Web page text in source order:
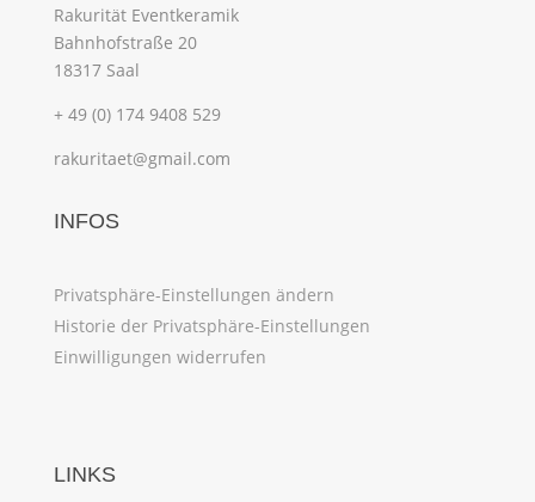
Rakurität Eventkeramik
Bahnhofstraße 20
18317 Saal
+ 49 (0) 174 9408 529
rakuritaet@gmail.com
INFOS
Privatsphäre-Einstellungen ändern
Historie der Privatsphäre-Einstellungen
Einwilligungen widerrufen
LINKS